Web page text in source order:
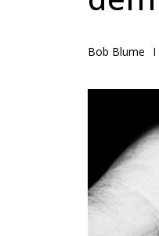
Bob Blume I